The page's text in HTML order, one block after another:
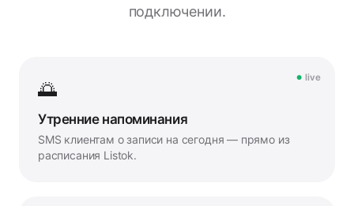
подключении.
live
🌅
Утренние напоминания
SMS клиентам о записи на сегодня — прямо из
расписания Listok.